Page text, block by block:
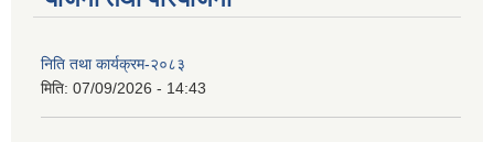
निति तथा कार्यक्रम-२०८३
मिति: 07/09/2026 - 14:43